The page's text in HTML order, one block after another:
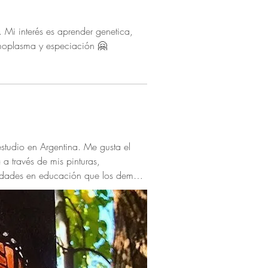
interés es aprender genetica,
y especiación 🤗
en Argentina. Me gusta el
través de mis pinturas,
en educación que los demás,
vídeos aprobé mis exámenes.